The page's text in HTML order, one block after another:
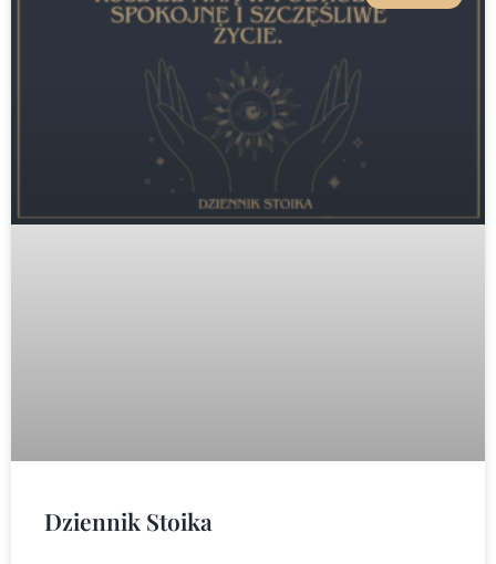
Dziennik Stoika